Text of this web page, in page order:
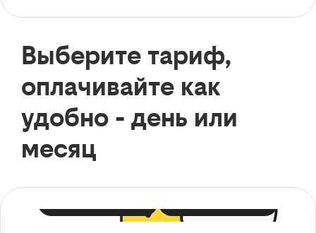
Выберите тариф,
оплачивайте как
удобно - день или
месяц